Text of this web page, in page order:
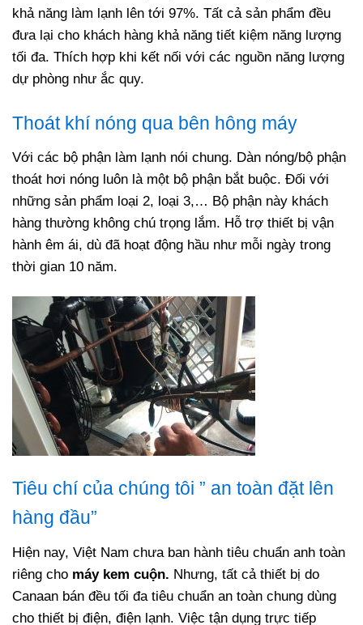
khả năng làm lạnh lên tới 97%. Tất cả sản phẩm đều
đưa lại cho khách hàng khả năng tiết kiệm năng lượng
tối đa. Thích hợp khi kết nối với các nguồn năng lượng
dự phòng như ắc quy.
Thoát khí nóng qua bên hông máy
Với các bộ phận làm lạnh nói chung. Dàn nóng/bộ phận
thoát hơi nóng luôn là một bộ phận bắt buộc. Đối với
những sản phẩm loại 2, loại 3,… Bộ phận này khách
hàng thường không chú trọng lắm. Hỗ trợ thiết bị vận
hành êm ái, dù đã hoạt động hầu như mỗi ngày trong
thời gian 10 năm.
Tiêu chí của chúng tôi ” an toàn đặt lên
hàng đầu”
Hiện nay, Việt Nam chưa ban hành tiêu chuẩn anh toàn
riêng cho máy kem cuộn. Nhưng, tất cả thiết bị do
Canaan bán đều tối đa tiêu chuẩn an toàn chung dùng
cho thiết bị điện, điện lạnh. Việc tận dụng trực tiếp